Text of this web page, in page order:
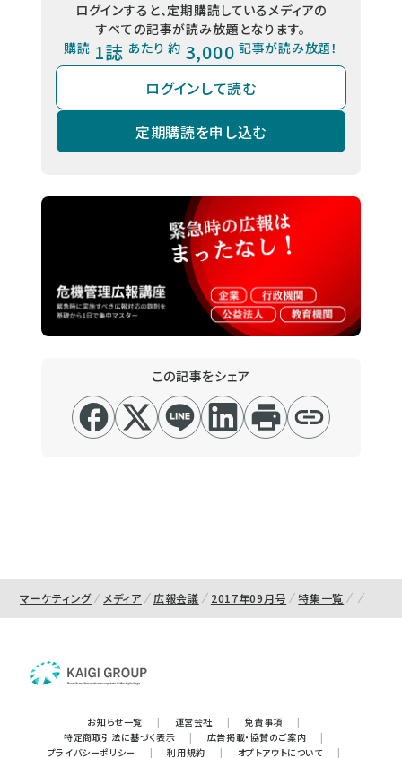
ログインすると、定期購読しているメディアの
すべての記事が読み放題となります。
購読 1誌 あたり 約 3,000 記事が読み放題！
ログインして読む
定期購読を申し込む
この記事をシェア
マーケティング メディア 広報会議 2017年09月号 特集一覧
お知らせ一覧 | 運営会社 | 免責事項
|
特定商取引法に基づく表示
| 広告掲載・協賛のご案内
|
プライバシーポリシー
| 利用規約 | オプトアウトについて |